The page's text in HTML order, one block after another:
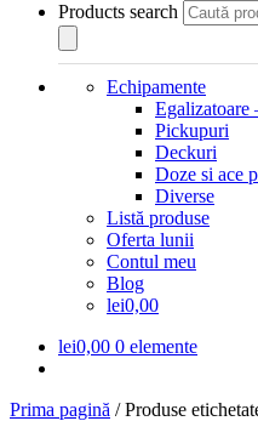
Products search
Echipamente
Egalizatoare
Pickupuri
Deckuri
Doze si ace
Diverse
Listă produse
Oferta lunii
Contul meu
Blog
lei0,00
lei0,00 0 elemente
Prima pagină /Produse